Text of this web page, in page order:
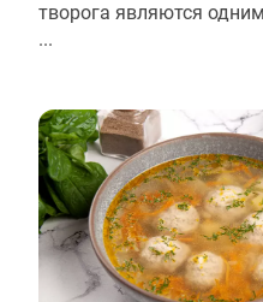
творога являются
...